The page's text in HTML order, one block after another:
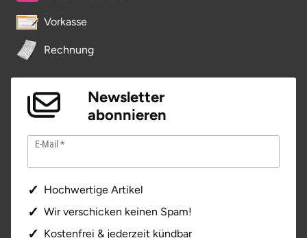
Vorkasse
Rechnung
Newsletter
abonnieren
E-Mail
Hochwertige Artikel
Wir verschicken keinen Spam!
Kostenfrei & jederzeit kündbar
Regensburg
Rendsburg Eckernförde
Rodgau
Rottweil